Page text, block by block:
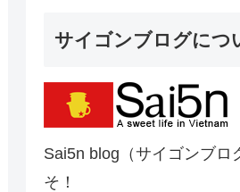
サイゴンブログにつ
Sai5n blog（サイゴンブロ
そ！